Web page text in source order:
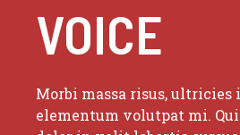
VOICE
Morbi massa risus, ultricies
elementum volutpat mi.